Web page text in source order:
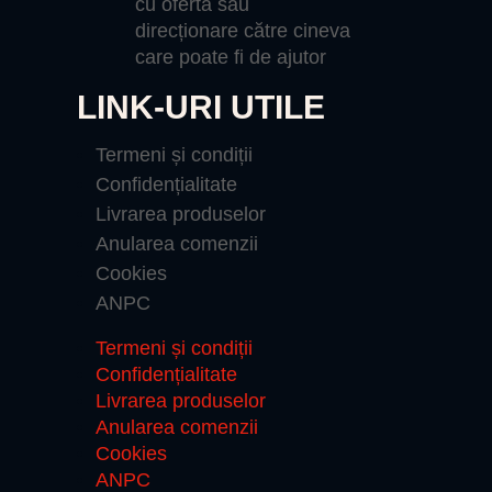
cu ofertă sau
direcționare către cineva
care poate fi de ajutor
LINK-URI UTILE
Termeni și condiții
Confidențialitate
Livrarea produselor
Anularea comenzii
Cookies
ANPC
Termeni și condiții
Confidențialitate
Livrarea produselor
Anularea comenzii
Cookies
ANPC